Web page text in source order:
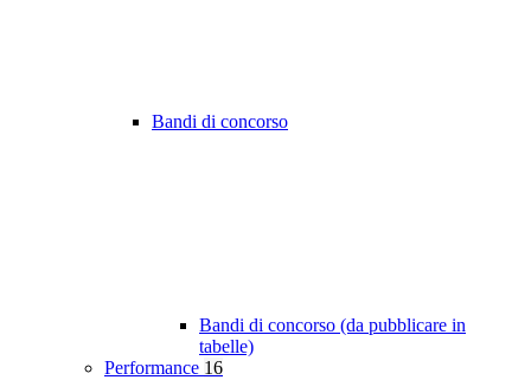
Bandi di concorso
Bandi di concorso (da pubblicare in
tabelle)
Performance 16